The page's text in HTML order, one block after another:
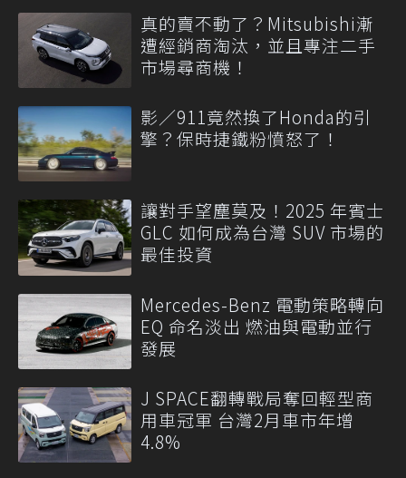
真的賣不動了？Mitsubishi漸
遭經銷商淘汰，並且專注二手
市場尋商機！
影／911竟然換了Honda的引
擎？保時捷鐵粉憤怒了！
讓對手望塵莫及！2025 年賓士
GLC 如何成為台灣 SUV 市場的
最佳投資
Mercedes-Benz 電動策略轉向
EQ 命名淡出 燃油與電動並行
發展
J SPACE翻轉戰局奪回輕型商
用車冠軍 台灣2月車市年增
4.8%